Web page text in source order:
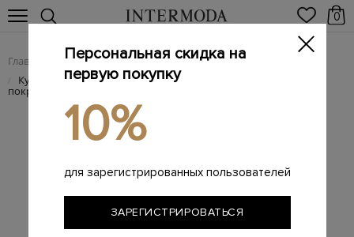
0
Главная Женщинам / Женская одежда / Женские куртки
/ Куртка De-Mornin в мотоциклетном стиле из денима с
покрытием
Персональная скидка на
первую покупку
10%
для зарегистрированных пользователей
ЗАРЕГИСТРИРОВАТЬСЯ